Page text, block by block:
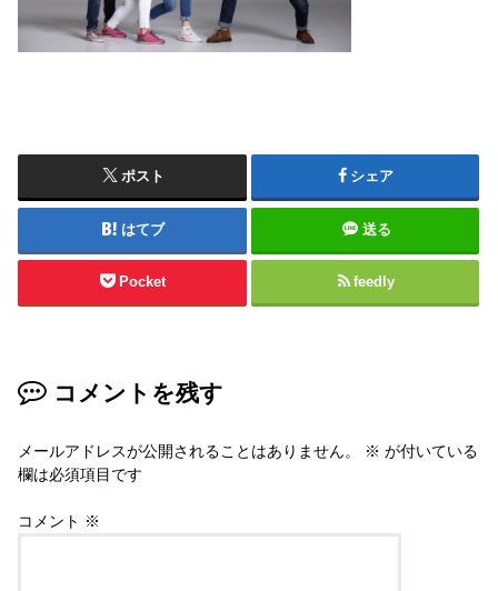
ポスト シェア
はてブ 送る
Pocket feedly
コメントを残す
メールアドレスが公開されることはありません。 ※ が付いている
欄は必須項目です
コメント ※